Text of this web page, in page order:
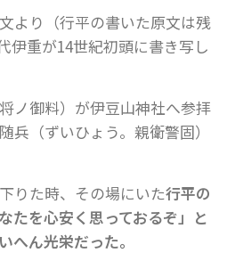
より（行平の書いた原文は残
伊重が14世紀初頭に書き写し
ノ御料）が伊豆山神社へ参拝
兵（ずいひょう。親衛警固）
りた時、その場にいた行平の
たを心安く思っておるぞ」と
へん光栄だった。